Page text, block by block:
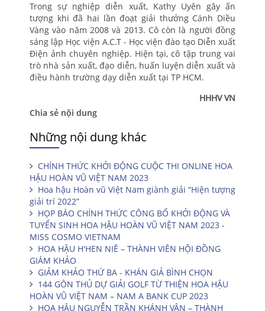
Trong sự nghiệp diễn xuất, Kathy Uyên gây ấn
tượng khi đã hai lần đoạt giải thưởng Cánh Diều
Vàng vào năm 2008 và 2013. Cô còn là người đồng
sáng lập Học viện A.C.T - Học viện đào tạo Diễn xuất
Điện ảnh chuyên nghiệp. Hiện tại, cô tập trung vai
trò nhà sản xuất, đạo diễn, huấn luyện diễn xuất và
điều hành trường dạy diễn xuất tại TP HCM.
HHHV VN
Chia sẻ nội dung
Những nội dung khác
CHÍNH THỨC KHỞI ĐỘNG CUỘC THI ONLINE HOA
HẬU HOÀN VŨ VIỆT NAM 2023
Hoa hậu Hoàn vũ Việt Nam giành giải “Hiện tượng
giải trí 2022”
HỌP BÁO CHÍNH THỨC CÔNG BỐ KHỞI ĐỘNG VÀ
TUYỂN SINH HOA HẬU HOÀN VŨ VIỆT NAM 2023 -
MISS COSMO VIETNAM
HOA HẬU H'HEN NIÊ – THÀNH VIÊN HỘI ĐỒNG
GIÁM KHẢO
GIẢM KHẢO THỨ BA - KHÁN GIẢ BÌNH CHỌN
144 GÔN THỦ DỰ GIẢI GOLF TỪ THIỆN HOA HẬU
HOÀN VŨ VIỆT NAM – NAM A BANK CUP 2023
HOA HẬU NGUYỄN TRẦN KHÁNH VÂN – THÀNH